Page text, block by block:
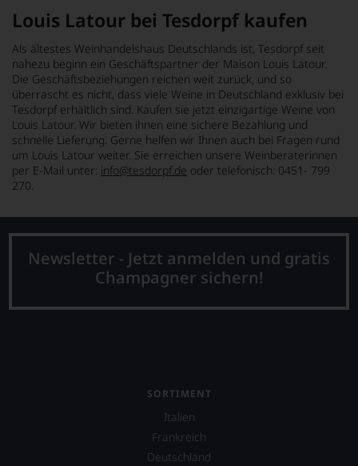
Louis Latour bei Tesdorpf kaufen
Als ältestes Weinhandelshaus Deutschlands ist, Tesdorpf seit
nahezu beginn ein Geschäftspartner der Maison Louis Latour.
Die Geschäftsbeziehungen reichen weit zurück, und so
überrascht es nicht, dass viele Weine in Deutschland exklusiv bei
Tesdorpf erhältlich sind. Kaufen sie jetzt einzigartige Weine von
Louis Latour. Wir bieten ihnen eine sichere Bezahlung und
schnelle Lieferung. Gerne helfen wir Ihnen auch bei Fragen rund
um Louis Latour weiter. Sie erreichen unsere Weinberaterinnen
per E-Mail unter: info@tesdorpf.de oder telefonisch: 0451- 799
270.
Newsletter - Jetzt anmelden und gratis
Champagner sichern!
SORTIMENT
Italien
Frankreich
Deutschland